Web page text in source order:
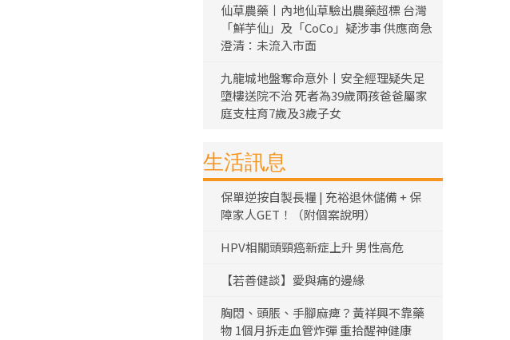
仙草農藥丨內地仙草驗出農藥超標 台灣
「鮮芋仙」及「CoCo」疑涉事 供應商急
澄清：未流入市面
九龍城地盤奪命意外丨安全經理疑失足
墮樓送院不治 死者為39歲兩孩爸爸屬家
庭支柱育7歲及3歲子女
生活訊息
保單逆按自製長糧 | 充裕退休儲備 + 保
障家人GET！（附個案說明）
HPV相關頭頸癌新症上升 男性高危
【若善健談】愛與痛的邊緣
胸悶、頭脹、手腳麻痺？黃祥興不靠藥
物 1個月拆走血管炸彈 重拾醒神健康